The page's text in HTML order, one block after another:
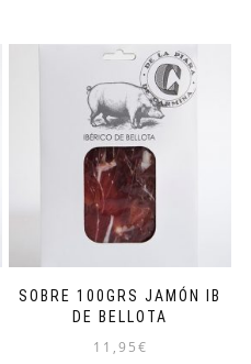
SOBRE 100GRS JAMÓN IB
DE BELLOTA
11,95€